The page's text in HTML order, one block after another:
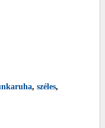
, széles,